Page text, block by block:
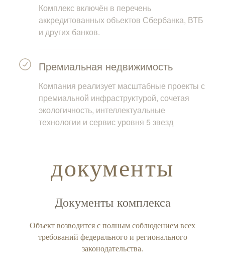
Компания реализует масштабные проекты с
премиальной инфраструктурой, сочетая
экологичность, интеллектуальные
технологии и сервис уровня 5 звезд
Премиальная недвижимость
Комплекс включён в перечень
аккредитованных объектов Сбербанка, ВТБ
и других банков.
документы
Документы комплекса
Объект возводится с полным соблюдением всех
требований федерального и регионального
законодательства.